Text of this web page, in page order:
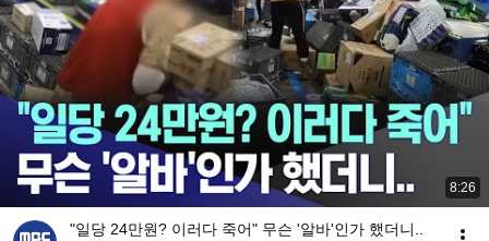
8:26
"일당 24만원? 이러다 죽어" 무슨 '알바'인가 했더니..